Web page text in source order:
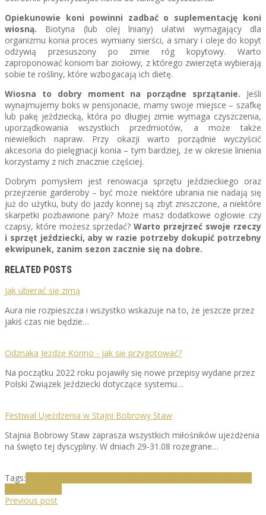
Opiekunowie koni powinni zadbać o suplementację koni
wiosną. Biotyna (lub olej lniany) ułatwi wymagający dla
organizmu konia proces wymiany sierści, a smary i oleje do kopyt
odżywią przesuszony po zimie róg kopytowy. Warto
zaproponować koniom bar ziołowy, z którego zwierzęta wybierają
sobie te rośliny, które wzbogacają ich dietę.
Wiosna to dobry moment na porządne sprzątanie. Jeśli
wynajmujemy boks w pensjonacie, mamy swoje miejsce – szafkę
lub pakę jeździecką, która po długiej zimie wymaga czyszczenia,
uporządkowania wszystkich przedmiotów, a może także
niewielkich napraw. Przy okazji warto porządnie wyczyścić
akcesoria do pielęgnacji konia – tym bardziej, że w okresie linienia
korzystamy z nich znacznie częściej.
Dobrym pomysłem jest renowacja sprzętu jeździeckiego oraz
przejrzenie garderoby – być może niektóre ubrania nie nadają się
już do użytku, buty do jazdy konnej są zbyt zniszczone, a niektóre
skarpetki pozbawione pary? Może masz dodatkowe ogłowie czy
czapsy, które możesz sprzedać? Warto przejrzeć swoje rzeczy
i sprzęt jeździecki, aby w razie potrzeby dokupić potrzebny
ekwipunek, zanim sezon zacznie się na dobre.
RELATED POSTS
Jak ubierać się zimą
Aura nie rozpieszcza i wszystko wskazuje na to, że jeszcze przez
jakiś czas nie będzie…
Odznaka Jeżdżę Konno - jak się przygotować?
Na początku 2022 roku pojawiły się nowe przepisy wydane przez
Polski Związek Jeździecki dotyczące systemu…
Festiwal Ujeżdżenia w Stajni Bobrowy Staw
Stajnia Bobrowy Staw zaprasza wszystkich miłośników ujeżdżenia
na święto tej dyscypliny. W dniach 29-31.08 rozegrane…
Tags:
Previous post